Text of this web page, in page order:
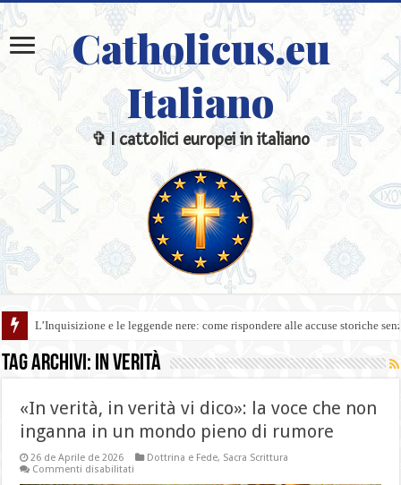
Catholicus.eu
Italiano
✞ I cattolici europei in italiano
L’Inquisizione e le leggende nere: come rispondere alle accuse storiche
Tag Archivi: In verità
«In verità, in verità vi dico»: la voce che non
inganna in un mondo pieno di rumore
26 de Aprile de 2026 Dottrina e Fede, Sacra Scrittura
Commenti disabilitati